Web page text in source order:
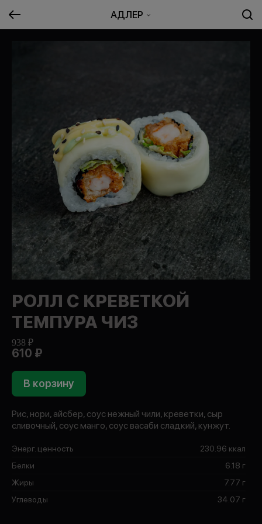
АДЛЕР
РОЛЛ С КРЕВЕТКОЙ
ТЕМПУРА ЧИЗ
938 ₽
610 ₽
В корзину
Рис, нори, айсбер, соус нежный чили, креветки, сыр
сливочный, соус манго, соус васаби сладкий, кунжут.
Энерг. ценность
230.96 ккал
Белки
6.18 г
Жиры
7.77 г
Углеводы
34.07 г